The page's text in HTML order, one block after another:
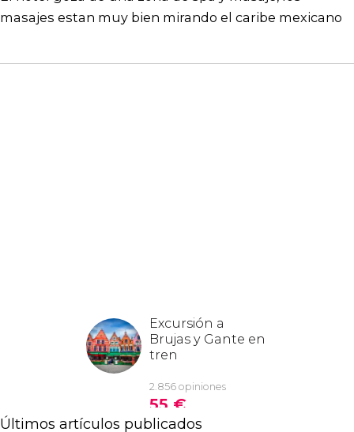
masajes estan muy bien mirando el caribe mexicano
Últimos artículos publicados